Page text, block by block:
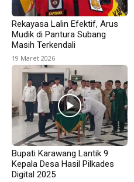
Rekayasa Lalin Efektif, Arus
Mudik di Pantura Subang
Masih Terkendali
19 Maret 2026
Bupati Karawang Lantik 9
Kepala Desa Hasil Pilkades
Digital 2025